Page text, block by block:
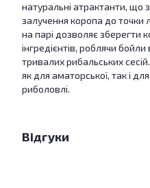
натуральні атрактанти, що
залучення коропа до точки
на парі дозволяє зберегти
інгредієнтів, роблячи
тривалих рибальських
як для аматорської, так і
риболовлі.
Відгуки